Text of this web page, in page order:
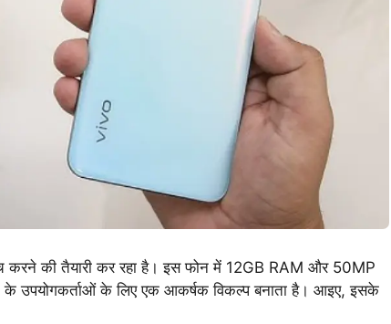
करने की तैयारी कर रहा है। इस फोन में 12GB RAM और 50MP
उपयोगकर्ताओं के लिए एक आकर्षक विकल्प बनाता है। आइए, इसके